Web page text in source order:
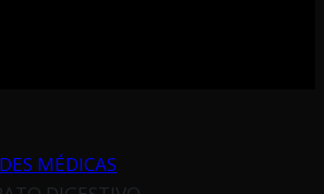
MÉDICAS